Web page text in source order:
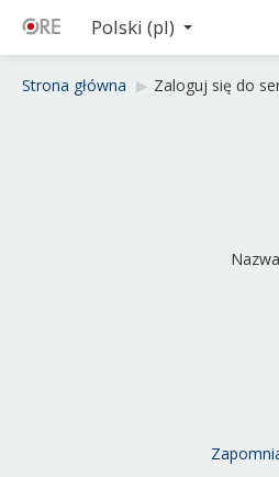
Polski ‎(pl)‎
Strona główna ▶︎ Zaloguj się do